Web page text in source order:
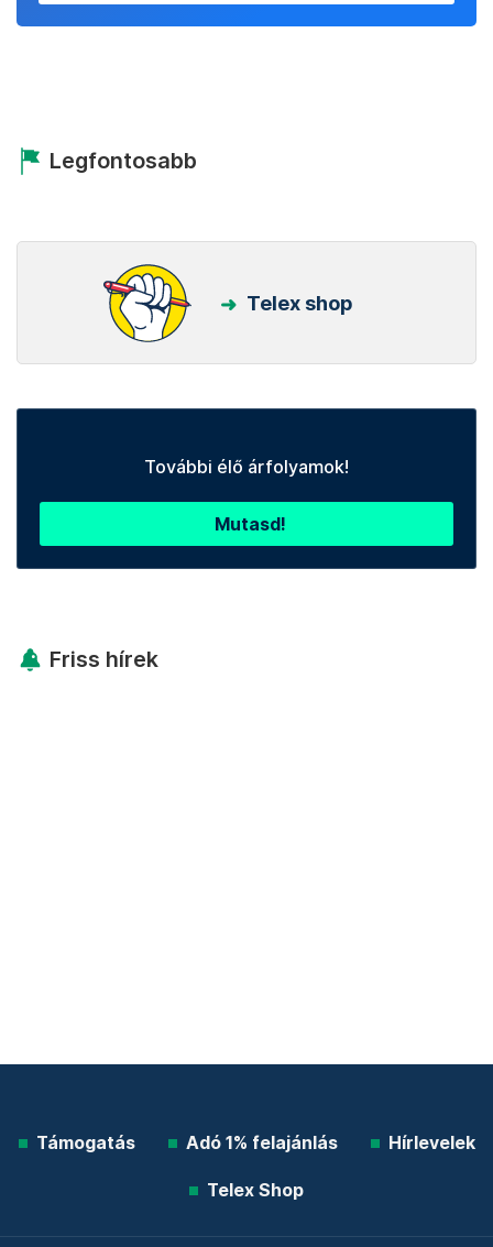
Legfontosabb
Telex shop
További élő árfolyamok!
Mutasd!
Friss hírek
Támogatás Adó 1% felajánlás Hírlevelek
Telex Shop